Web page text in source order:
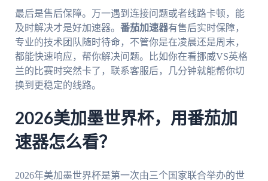
最后是售后保障。万一遇到连接问题或者线路卡顿，能
及时解决才是好加速器。 番茄加速器有售后实时保障，
专业的技术团队随时待命，不管你是在凌晨还是周末，
都能快速响应，帮你解决问题。比如你在看挪威VS英格
兰的比赛时突然卡了，联系客服后，几分钟就能帮你切
换到更稳定的线路。
2026美加墨世界杯，用番茄加
速器怎么看？
2026年美加墨世界杯是第一次由三个国家联合举办的世